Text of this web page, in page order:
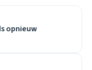
opnieuw